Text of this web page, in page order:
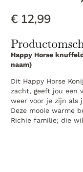
€ 12,99
Happy Horse
naam)
Dit Happy Horse
zacht, geeft jou een
weer voor je zijn als
Deze mooie warme
Richie familie; die